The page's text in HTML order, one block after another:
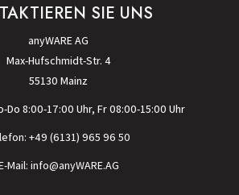
SIE UNS
anyWARE AG
Max-Hufschmidt-Str. 4
55130 Mainz
Do 8:00-17:00 Uhr, Fr 08:00-15:00 Uhr
+49 (6131) 965 96 50
Mail: info@anyWARE.AG